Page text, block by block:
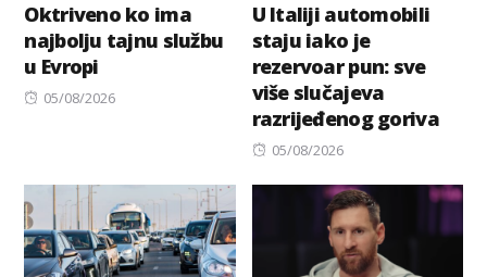
Oktriveno ko ima
najbolju tajnu službu
u Evropi
Posted
05/08/2026
U Italiji automobili
staju iako je
rezervoar pun: sve
više slučajeva
razrijeđenog goriva
Posted
05/08/2026